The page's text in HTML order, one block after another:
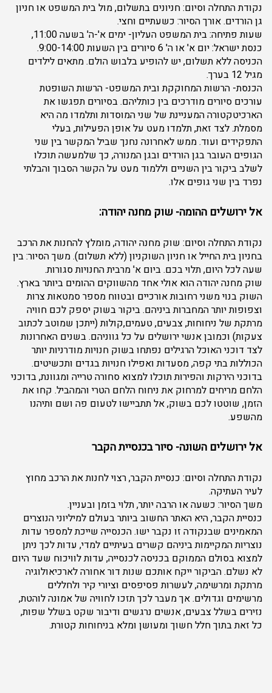
נקודת התחלה וסיום: חניונים בתשלום, מול בית המשפט או חניון
גן הורדים. אורך הסיור: כשעתיים וחצי.
שעות פתיחה: בית המשפט העליון- ימים א'-ה' בשעה 11:00,
כנסת ישראל: יום א' או ה' 6 סיורים בין השעות 9:00-14:00.
הכניסה ללא תשלום, יש להופיע בלבוש הולם. מתאים לילדים
מגיל 12 בערך.
הכנסת- הרשות המחוקקת ובית המשפט- הרשות השופטת
עורכים סיורים מודרכים בין כותליהם. בסיורים תפגשו את
הארכיטקטורה המעניינת של שני המוסדות ותלמדו מה היא
מסמלת. לצד זאת, תלמדו מעט על אופן הפעילות, בעלי
התפקידים ועוד. ממש לאחרונה נחנך שביל המקשר בין שני
הגופים העובר בגן הורדים ובגן המנורה, כך שלמעשה תוכלו
לשלב ביקור בין השניים וללמוד מעט על הקשר הסבוך והבלתי
נפרד בין שני גופים אלו.
אל ירושלים ההומה- שוק מחנה יהודה:
נקודת התחלה וסיום: שוק מחנה יהודה, מומלץ להחנות את הרכב
בחניון בית החייל או חניון השוקניון (ללא תשלום). משך הסיור: בין
שעה לכל היום, תלוי בכם. ביום א' מרבית החנויות סגורות.
שוק מחנה יהודה הוא אולי אחד מהשווקים ההומים ביותר בארץ.
השוק בנוי משני רחובות אורכיים ובטווח מספר סמטאות צרות
וצפופות יותר המחברות ביניהם. ביקור בשוק יספק לכם חוויה
מרתקת של ניחוחות, צבעים, טעמים,קולות (ייתכן שמוטב לכתוב
צעקות) וכמובן אנשי ירושלים על כל גווניהם. בשנים האחרונות
לצד דוכני האוכל הרגילים נפתחו בשוק חנויות מודרניות יותר
הכוללות בתי קפה, מסעדות ואפילו חנויות בגדים ותכשיטים.
בדוכני הירקות והפירות תוכלו למצוא סחורה טרייה ומגוונת, בדוכני
הלחם מריחים למרחוק את ניחוח הלחם הטרי והמהביל. קחו את
הזמן, שוטטו לכם בשוק, אל תתביישו לטעום פה ושם ותיהנו
מהשפע.
אל ירושלים השונה- סיור בכנסיית הקבר
נקודת התחלה וסיום: כנסיית הקבר, רצוי לחנות את הרכב מחוץ
לעיר העתיקה.
משך הסיור: כשעה או הרבה יותר, תלוי בזמן ובעניין.
כנסיית הקבר, היא האתר החשוב ביותר בעולם למיליוני הנוצרים
המאמינים שבנקודה זו נקבר ישו. הכנסייה שייכת למספר עדות
נוצריות המקיימות ביניהם קשרים בעיתיים למדי, עדות לכך ניתן
למצוא בסולם הממוקם בכניסה לכנסייה, עדות לוויכוח שעד היום
לא נשלם. הביקור ייקח אותכם שנות דור אחורה לארכיאולוגיה
מרתקת ומרשימה, לעשרות פסיפסים וציורי קיר ולחללים
מרשימים וגדולים. אך מעבר לכך תזכו לחוויה של אמונה לוהטת,
נזירים בשלל צבעים, אנשים נרגשים ודיבור שקט בשלל שפות,
כל זאת בתוך חלל חשוך ומעושן ומלא בניחוחות קטורת.